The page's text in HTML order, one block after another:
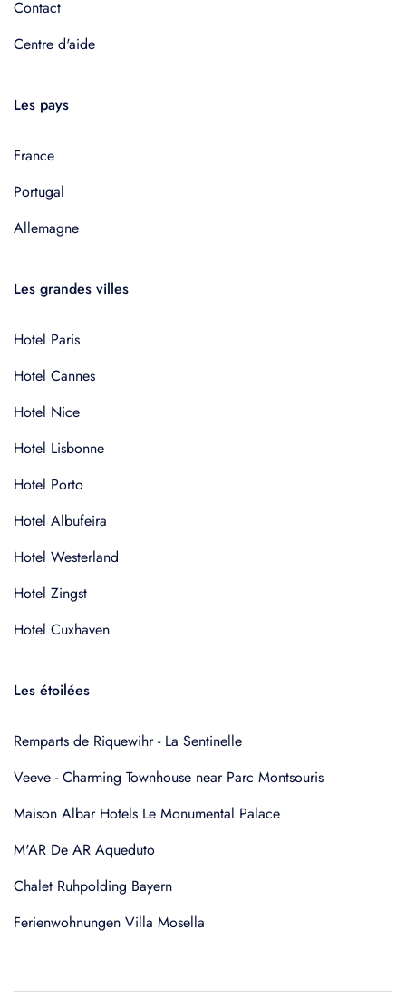
Contact
Centre d'aide
Les pays
France
Portugal
Allemagne
Les grandes villes
Hotel Paris
Hotel Cannes
Hotel Nice
Hotel Lisbonne
Hotel Porto
Hotel Albufeira
Hotel Westerland
Hotel Zingst
Hotel Cuxhaven
Les étoilées
Remparts de Riquewihr - La Sentinelle
Veeve - Charming Townhouse near Parc Montsouris
Maison Albar Hotels Le Monumental Palace
M'AR De AR Aqueduto
Chalet Ruhpolding Bayern
Ferienwohnungen Villa Mosella